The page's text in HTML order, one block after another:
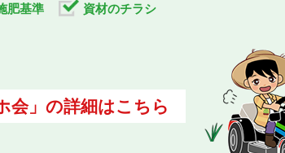
肥基準
資材のチラシ
会」の詳細はこちら